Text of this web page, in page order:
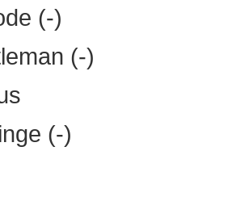
(-)
(-)
(-)